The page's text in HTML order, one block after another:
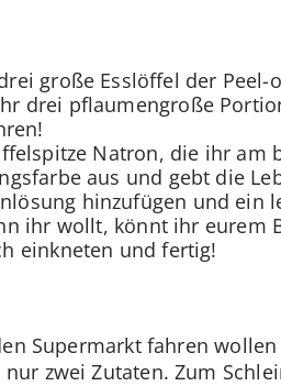
große Esslöffel der Peel-
drei pflaumengroße
Natron, die ihr am
aus und gebt die
hinzufügen und ein
ihr wollt, könnt ihr
einkneten und fertig!
Supermarkt fahren
zwei Zutaten. Zum